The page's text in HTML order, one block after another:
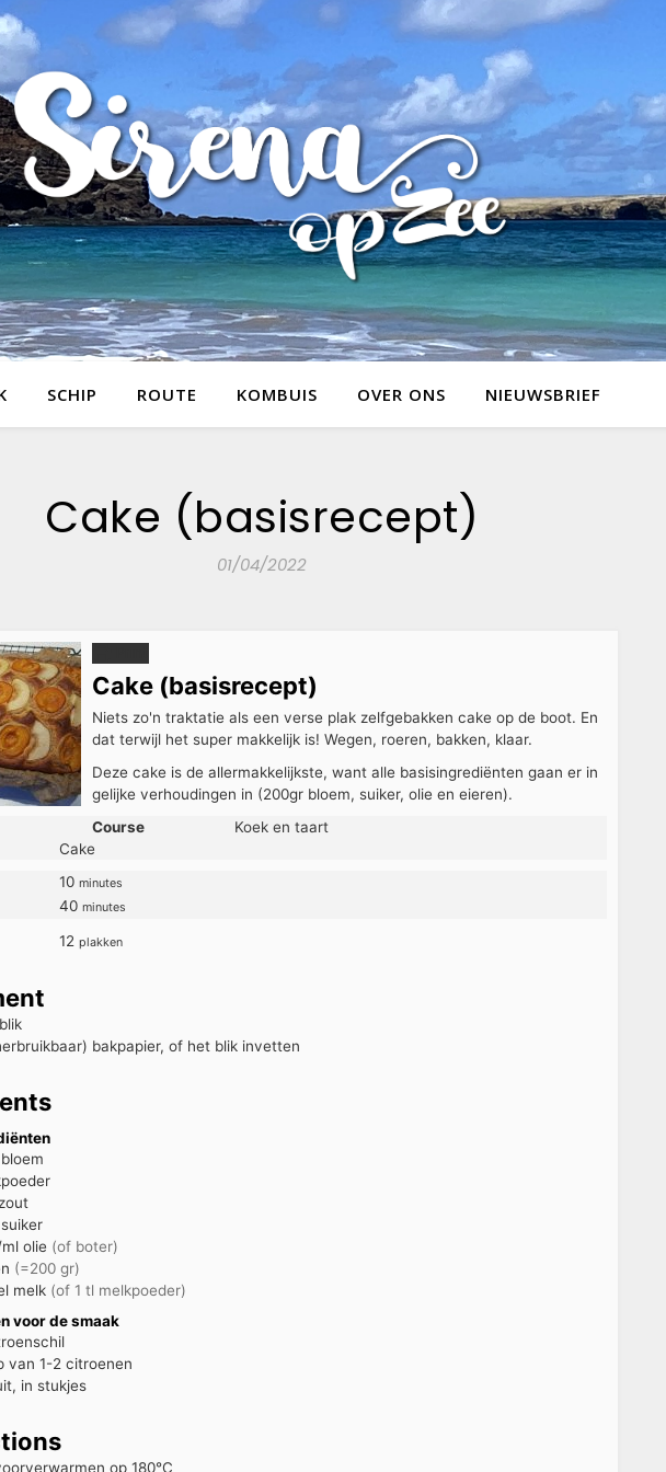
SCHIP ROUTE KOMBUIS OVER ONS NIEUWSBRIEF
Cake (basisrecept)
01/04/2022
Cake (basisrecept)
Niets zo'n traktatie als een verse plak zelfgebakken cake op de boot. En
dat terwijl het super makkelijk is! Wegen, roeren, bakken, klaar.
Deze cake is de allermakkelijkste, want alle basisingrediënten gaan er in
gelijke verhoudingen in (200gr bloem, suiker, olie en eieren).
Course
Koek en taart
Cake
10 minutes
40 minutes
12 plakken
bakpapier, of het blik invetten
bloem
zout
suiker
olie (of boter)
(=200 gr)
melk (of 1 tl melkpoeder)
voor de smaak
van 1-2 citroenen
in stukjes
op 180°C